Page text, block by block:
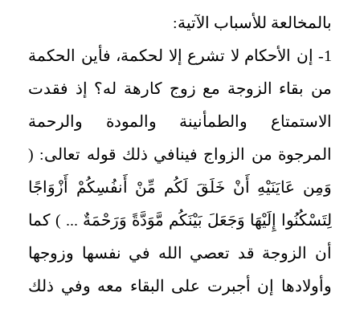
بالمخالعة للأسباب الآتية:
1- إن الأحكام لا تشرع إلا لحكمة، فأين الحكمة
من بقاء الزوجة مع زوج كارهة له؟ إذ فقدت
الاستمتاع والطمأنينة والمودة والرحمة
المرجوة من الزواج فينافي ذلك قوله تعالى: (
وَمِن عَايَنَيْهِ أَنْ خَلَقَ لَكُم مِّنْ أَنفُسِكُمْ أَزْوَاجًا
لِتَسْكُنُوا إِلَيْهَا وَجَعَلَ بَيْنَكُم مَّوَدَّةً وَرَحْمَةٌ ... ) كما
أن الزوجة قد تعصي الله في نفسها وزوجها
وأولادها إن أجبرت على البقاء معه وفي ذلك